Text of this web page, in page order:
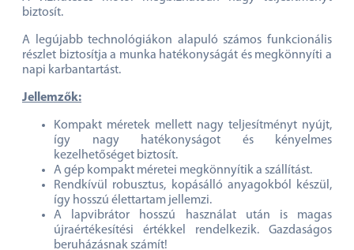
biztosít.
A legújabb technológiákon alapuló számos funkcionális
részlet biztosítja a munka hatékonyságát és megkönnyíti a
napi karbantartást.
Jellemzők:
Kompakt méretek mellett nagy teljesítményt nyújt,
így nagy hatékonyságot és kényelmes
kezelhetőséget biztosít.
A gép kompakt méretei megkönnyítik a szállítást.
Rendkívül robusztus, kopásálló anyagokból készül,
így hosszú élettartam jellemzi.
A lapvibrátor hosszú használat után is magas
újraértékesítési értékkel rendelkezik. Gazdaságos
beruházásnak számít!